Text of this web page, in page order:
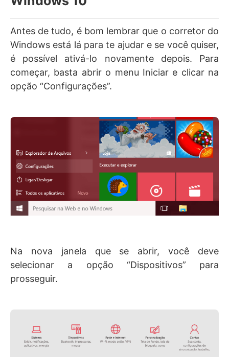
Antes de tudo, é bom lembrar que o corretor do
Windows está lá para te ajudar e se você quiser,
é possível ativá-lo novamente depois. Para
começar, basta abrir o menu Iniciar e clicar na
opção “Configurações”.
Na nova janela que se abrir, você deve
selecionar a opção “Dispositivos” para
prosseguir.